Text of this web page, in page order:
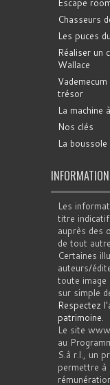
Escape
Chasseurs
Les puces
Réaliser un
Wallace
trésor
La machine
Nos clés
La boussole
Les
titre
auprès des
de tout
Certaines
auteurs/
toute image
sur simple
Respectez
patrimoine.
Le site
au
S.à r.l., un
permettre à